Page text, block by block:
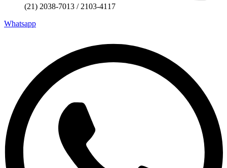
(21) 2038-7013 / 2103-4117
Whatsapp